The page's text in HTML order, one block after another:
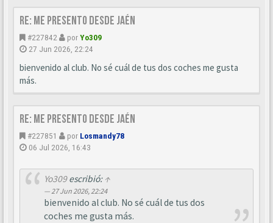
Re: Me presento desde Jaén
#227842 porYo309
27 Jun 2026, 22:24
bienvenido al club. No sé cuál de tus dos coches me gusta
más.
Re: Me presento desde Jaén
#227851 por Losmandy78
06 Jul 2026, 16:43
Yo309escribió: ↑
27 Jun 2026, 22:24
bienvenido al club. No sé cuál de tus dos
coches me gusta más.